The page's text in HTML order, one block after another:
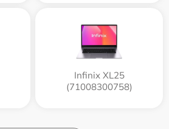
Infinix XL25
(71008300758)